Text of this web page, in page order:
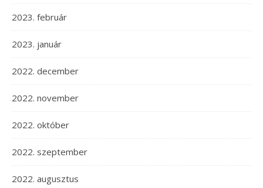
2023. február
2023. január
2022. december
2022. november
2022. október
2022. szeptember
2022. augusztus